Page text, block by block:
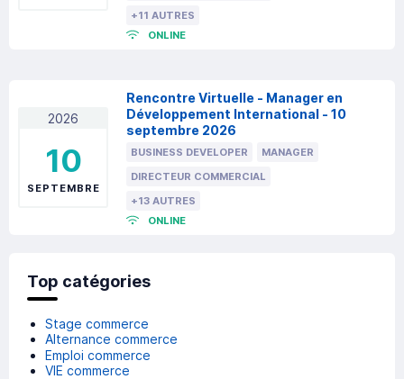
+11 AUTRES
ONLINE
2026
10
SEPTEMBRE
Rencontre Virtuelle - Manager en
Développement International - 10
septembre 2026
BUSINESS DEVELOPER
MANAGER
DIRECTEUR COMMERCIAL
+13 AUTRES
ONLINE
Top catégories
Stage commerce
Alternance commerce
Emploi commerce
VIE commerce